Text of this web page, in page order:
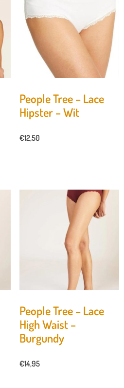
People Tree – Lace
Hipster – Wit
€12,50
People Tree – Lace
High Waist –
Burgundy
€14,95